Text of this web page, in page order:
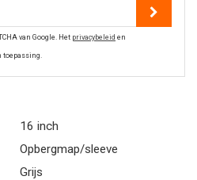
van Google. Het privacybeleid en
toepassing.
16 inch
Opbergmap/sleeve
Grijs